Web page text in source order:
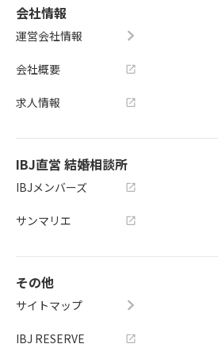
会社情報
運営会社情報
会社概要
求人情報
IBJ直営 結婚相談所
IBJメンバーズ
サンマリエ
その他
サイトマップ
IBJ RESERVE